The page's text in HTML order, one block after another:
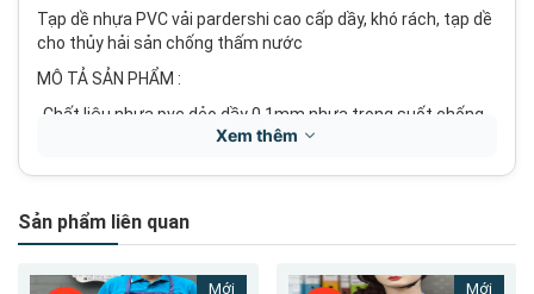
Tạp dề nhựa PVC vải pardershi cao cấp dầy, khó rách, tạp dề
cho thủy hải sản chống thấm nước
MÔ TẢ SẢN PHẨM :
-Chất liệu nhựa pvc dẻo dầy 0.1mm nhựa trong suốt chống
-Màu sắc : màu trắng, hồng trong suốt ,xanh dương, xanh lá,
-Kích thước : tạp dề thủy sản Việt An sản xuất có độ dài
Xem thêm
Sản phẩm liên quan
Mới
Mới